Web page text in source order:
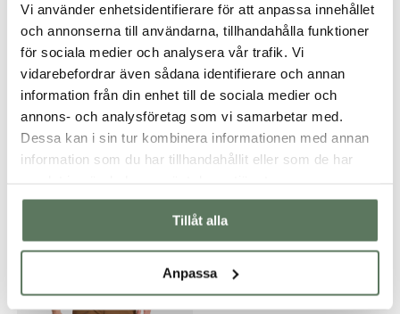
Vi använder enhetsidentifierare för att anpassa innehållet
och annonserna till användarna, tillhandahålla funktioner
för sociala medier och analysera vår trafik. Vi
vidarebefordrar även sådana identifierare och annan
information från din enhet till de sociala medier och
annons- och analysföretag som vi samarbetar med.
Dessa kan i sin tur kombinera informationen med annan
information som du har tillhandahållit eller som de har
Tillåt alla
Anpassa
Du kanske också gillar …
SOMMARREA